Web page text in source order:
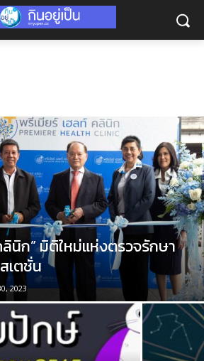
นิก” มิติใหม่แห่งตรวจรักษา
เตชั่น
2023